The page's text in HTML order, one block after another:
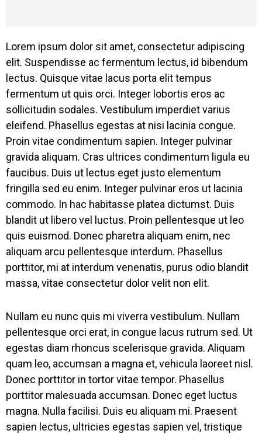
Lorem ipsum dolor sit amet, consectetur adipiscing
elit. Suspendisse ac fermentum lectus, id bibendum
lectus. Quisque vitae lacus porta elit tempus
fermentum ut quis orci. Integer lobortis eros ac
sollicitudin sodales. Vestibulum imperdiet varius
eleifend. Phasellus egestas at nisi lacinia congue.
Proin vitae condimentum sapien. Integer pulvinar
gravida aliquam. Cras ultrices condimentum ligula eu
faucibus. Duis ut lectus eget justo elementum
fringilla sed eu enim. Integer pulvinar eros ut lacinia
commodo. In hac habitasse platea dictumst. Duis
blandit ut libero vel luctus. Proin pellentesque ut leo
quis euismod. Donec pharetra aliquam enim, nec
aliquam arcu pellentesque interdum. Phasellus
porttitor, mi at interdum venenatis, purus odio blandit
massa, vitae consectetur dolor velit non elit.
Nullam eu nunc quis mi viverra vestibulum. Nullam
pellentesque orci erat, in congue lacus rutrum sed. Ut
egestas diam rhoncus scelerisque gravida. Aliquam
quam leo, accumsan a magna et, vehicula laoreet nisl.
Donec porttitor in tortor vitae tempor. Phasellus
porttitor malesuada accumsan. Donec eget luctus
magna. Nulla facilisi. Duis eu aliquam mi. Praesent
sapien lectus, ultricies egestas sapien vel, tristique